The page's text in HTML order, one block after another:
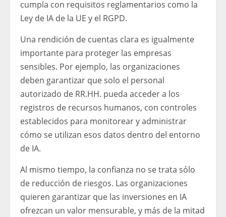
cumpla con requisitos reglamentarios como la
Ley de IA de la UE y el RGPD.
Una rendición de cuentas clara es igualmente
importante para proteger las empresas
sensibles. Por ejemplo, las organizaciones
deben garantizar que solo el personal
autorizado de RR.HH. pueda acceder a los
registros de recursos humanos, con controles
establecidos para monitorear y administrar
cómo se utilizan esos datos dentro del entorno
de IA.
Al mismo tiempo, la confianza no se trata sólo
de reducción de riesgos. Las organizaciones
quieren garantizar que las inversiones en IA
ofrezcan un valor mensurable, y más de la mitad